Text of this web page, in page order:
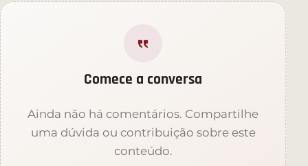
Comece a conversa
Ainda não há comentários. Compartilhe
uma dúvida ou contribuição sobre este
conteúdo.